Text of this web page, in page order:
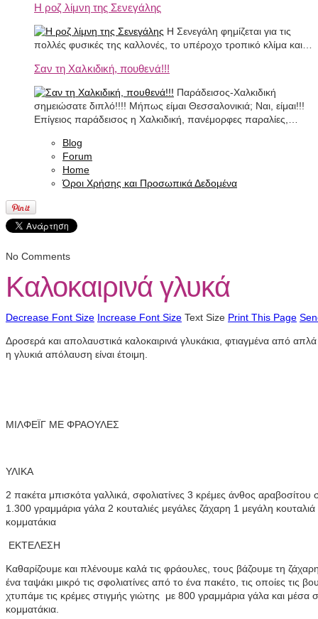
Η ροζ λίμνη της Σενεγάλης
Η Σενεγάλη φημίζεται για τις
πολλές φυσικές της καλλονές, το υπέροχο τροπικό κλίμα και…
Σαν τη Χαλκιδική, πουθενά!!!
Παράδεισος-Χαλκιδική
σημειώσατε διπλό!!!! Μήπως είμαι Θεσσαλονικιά; Ναι, είμαι!!!
Επίγειος παράδεισος η Χαλκιδική, πανέμορφες παραλίες,…
Blog
Forum
Home
Όροι Χρήσης και Προσωπικά Δεδομένα
No Comments
Καλοκαιρινά γλυκά
Decrease Font Size Increase Font Size Text Size Print This Page
Δροσερά και απολαυστικά καλοκαιρινά γλυκάκια, φτιαγμένα από
η γλυκιά απόλαυση είναι έτοιμη.
ΜΙΛΦΕΪΓ ΜΕ ΦΡΑΟΥΛΕΣ
ΥΛΙΚΑ
2 πακέτα μπισκότα γαλλικά, σφολιατίνες 3 κρέμες άνθος αραβοσίτου
1.300 γραμμάρια γάλα 2 κουταλιές μεγάλες ζάχαρη 1 μεγάλη
κομματάκια
ΕΚΤΕΛΕΣΗ
Καθαρίζουμε και πλένουμε καλά τις φράουλες, τους βάζουμε τη
ένα ταψάκι μικρό τις σφολιατίνες από το ένα πακέτο, τις οποίες τις
χτυπάμε τις κρέμες στιγμής γιώτης με 800 γραμμάρια γάλα και
κομματάκια.